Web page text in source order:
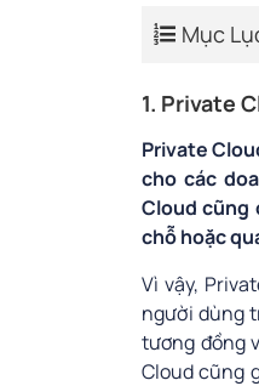
Mục
1. Private
Private
cho các
Cloud cũng
chỗ hoặc
Vì vậy,
người dùng
tương đồng
Cloud cũng